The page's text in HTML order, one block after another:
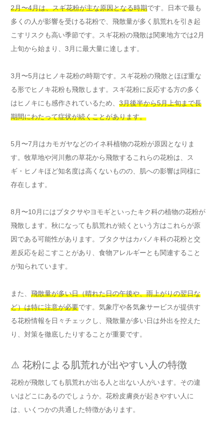
2月〜4月は、スギ花粉が主な原因となる時期です。日本で最も
多くの人が影響を受ける花粉で、飛散量が多く肌荒れを引き起
こすリスクも高い季節です。スギ花粉の飛散は関東地方では2月
上旬から始まり、3月に最大量に達します。
3月〜5月はヒノキ花粉の時期です。スギ花粉の飛散とほぼ重な
る形でヒノキ花粉も飛散します。スギ花粉に反応する方の多く
はヒノキにも感作されているため、 3月後半から5月上旬まで長
期間にわたって症状が続くことがあります。
5月〜7月はカモガヤなどのイネ科植物の花粉が原因となりま
す。牧草地や河川敷の草花から飛散するこれらの花粉は、ス
ギ・ヒノキほど知名度は高くないものの、肌への影響は同様に
存在します。
8月〜10月にはブタクサやヨモギといったキク科の植物の花粉が
飛散します。秋になっても肌荒れが続くという方はこれらが原
因である可能性があります。ブタクサはカバノキ科の花粉と交
差反応を起こすことがあり、食物アレルギーとも関連すること
が知られています。
また、 飛散量が多い日（晴れた日の午後や、雨上がりの翌日な
ど）は特に注意が必要です。気象庁や各気象サービスが提供す
る花粉情報を日々チェックし、飛散量が多い日は外出を控えた
り、対策を徹底したりすることが重要です。
⚠️ 花粉による肌荒れが出やすい人の特徴
花粉が飛散しても肌荒れが出る人と出ない人がいます。その違
いはどこにあるのでしょうか。花粉皮膚炎が起きやすい人に
は、いくつかの共通した特徴があります。